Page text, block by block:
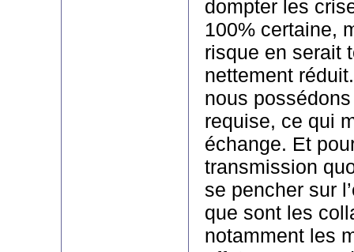
dompter les
100% certaine,
risque en serait
nettement
nous
requise, ce qui
échange. Et
transmission
se pencher sur
que sont les
notamment les